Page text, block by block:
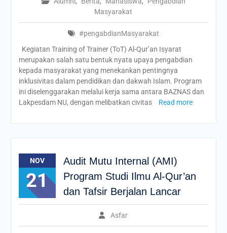
Masyarakat
#pengabdianMasyarakat
Kegiatan Training of Trainer (ToT) Al-Qur’an Isyarat
merupakan salah satu bentuk nyata upaya pengabdian
kepada masyarakat yang menekankan pentingnya
inklusivitas dalam pendidikan dan dakwah Islam. Program
ini diselenggarakan melalui kerja sama antara BAZNAS dan
Lakpesdam NU, dengan melibatkan civitas
Read more
NOV
21
Audit Mutu Internal (AMI)
Program Studi Ilmu Al-Qur’an
dan Tafsir Berjalan Lancar
Asfar